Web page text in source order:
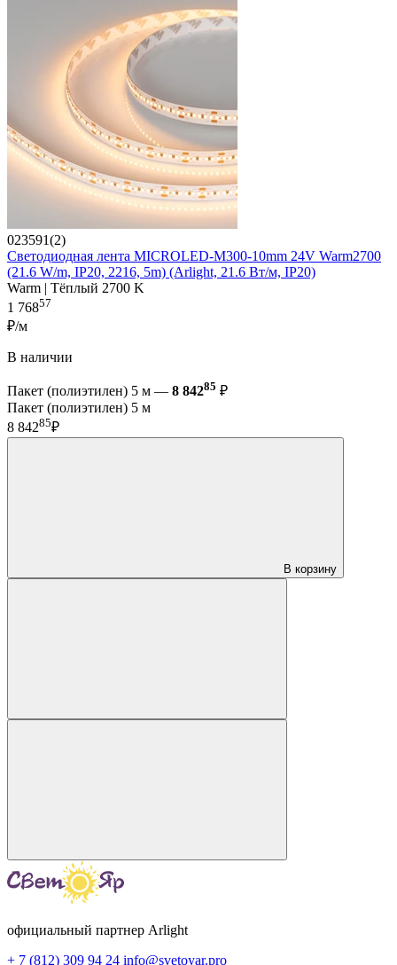
023591(2)
Светодиодная лента MICROLED-M300-10mm 24V Warm2700
(21.6 W/m, IP20, 2216, 5m) (Arlight, 21.6 Вт/м, IP20)
Warm | Тёплый 2700 K
1 76857
₽/м
В наличии
Пакет (полиэтилен) 5 м — 8 84285 ₽
Пакет (полиэтилен) 5 м
8 84285₽
В корзину
официальный партнер Arlight
+ 7 (812) 309 94 24 info@svetoyar.pro